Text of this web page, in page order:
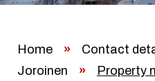
Home » Contact
Joroinen
» Property